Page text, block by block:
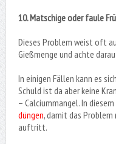
10. Matschige oder faule
Dieses Problem weist oft
Gießmenge und achte
In einigen Fällen kann es
Schuld ist da aber keine
– Calciummangel. In
düngen, damit das
auftritt.